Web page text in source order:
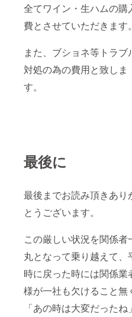
全てワイン・生ハムの購
費とさせていただきます。
また、ブショネ等トラブ
対処の為の費用と致しま
す。
最後に
最後までお読み頂きあり
とうございます。
この厳しい状況を関係者
丸となって乗り越えて、
時に戻った時には関係業
様が一社も欠けること無
「あの時は大変だったね」